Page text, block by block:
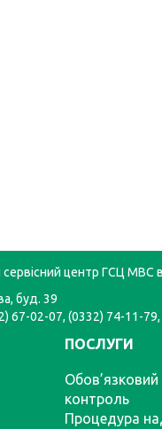
центр ГСЦ МВС
буд. 39
67-02-07, (0332) 74-11-
ПОСЛУГИ
Обов’язковий
контроль
Процедура